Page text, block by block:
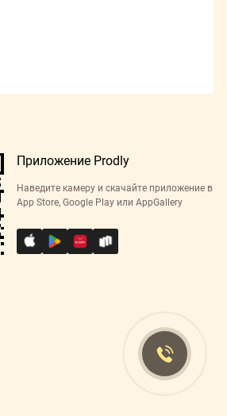
Приложение Prodly
Наведите камеру и скачайте приложение в
App Store, Google Play или AppGallery